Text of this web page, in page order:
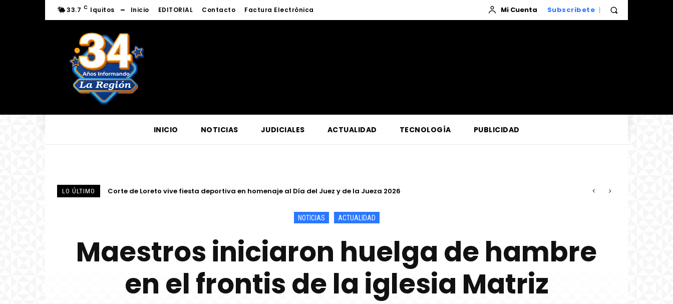
33.7 C Iquitos Inicio EDITORIAL Contacto Factura Electrónica Mi Cuenta Subscribete
INICIO NOTICIAS JUDICIALES ACTUALIDAD TECNOLOGÍA PUBLICIDAD
LO ÚLTIMO Corte de Loreto vive fiesta deportiva en homenaje al Día del Juez y de la Jueza 2026
Fortalecen conocimientos sobre la lucha contra la criminalidad en conferencia magistral organizada por la Corte de Loreto
NOTICIAS ACTUALIDAD
Maestros iniciaron huelga de hambre
en el frontis de la iglesia Matriz